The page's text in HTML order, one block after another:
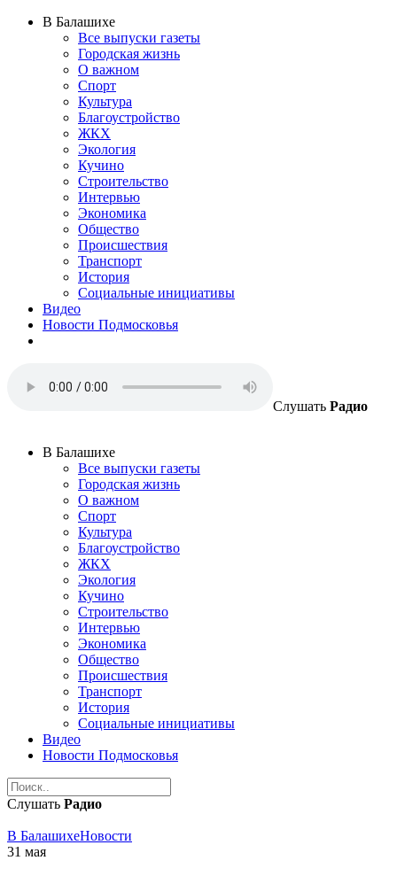
В Балашихе
Все выпуски газеты
Городская жизнь
О важном
Спорт
Культура
Благоустройство
ЖКХ
Экология
Кучино
Строительство
Интервью
Экономика
Общество
Происшествия
Транспорт
История
Социальные инициативы
Видео
Новости Подмосковья
Слушать Радио
В Балашихе
Все выпуски газеты
Городская жизнь
О важном
Спорт
Культура
Благоустройство
ЖКХ
Экология
Кучино
Строительство
Интервью
Экономика
Общество
Происшествия
Транспорт
История
Социальные инициативы
Видео
Новости Подмосковья
Слушать Радио
В БалашихеНовости
31 мая